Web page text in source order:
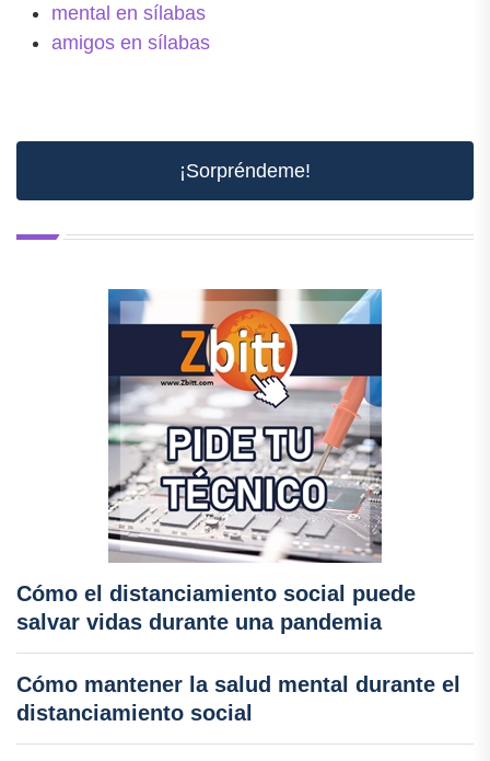
mental en sílabas
amigos en sílabas
¡Sorpréndeme!
Cómo el distanciamiento social puede
salvar vidas durante una pandemia
Cómo mantener la salud mental durante el
distanciamiento social